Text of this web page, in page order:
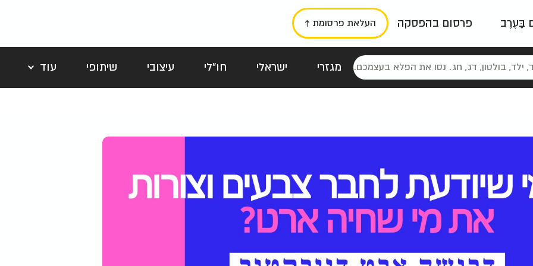
בָּעֶרֶב פרסום בהפסקה העלאת פרסומת ↑
מגזרי ישראלי חו"לי עיצובי שיתופי
עוד
כרזות טיפוגרפי